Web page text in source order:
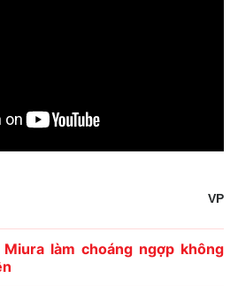
VP
làm choáng ngợp không